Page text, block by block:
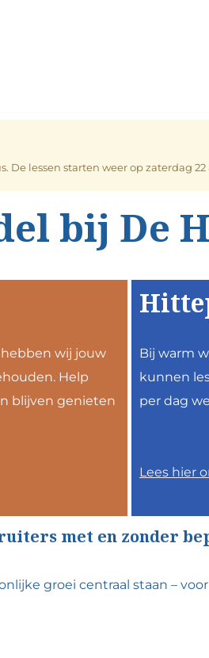
De lessen starten weer op zaterdag
bij De
wij jouw
Help
blijven genieten
Bij warm
kunnen
per dag
Lees hier
met en zonder
groei centraal staan –